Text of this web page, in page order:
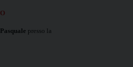
presso la